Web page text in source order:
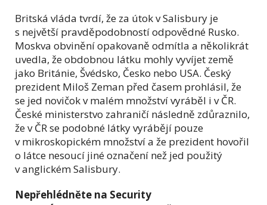
Britská vláda tvrdí, že za útok v Salisbury je
s největší pravděpodobností odpovědné Rusko.
Moskva obvinění opakovaně odmítla a několikrát
uvedla, že obdobnou látku mohly vyvíjet země
jako Británie, Švédsko, Česko nebo USA. Český
prezident Miloš Zeman před časem prohlásil, že
se jed novičok v malém množství vyráběl i v ČR.
České ministerstvo zahraničí následně zdůraznilo,
že v ČR se podobné látky vyrábějí pouze
v mikroskopickém množství a že prezident hovořil
o látce nesoucí jiné označení než jed použitý
v anglickém Salisbury.
Nepřehlédněte na Security